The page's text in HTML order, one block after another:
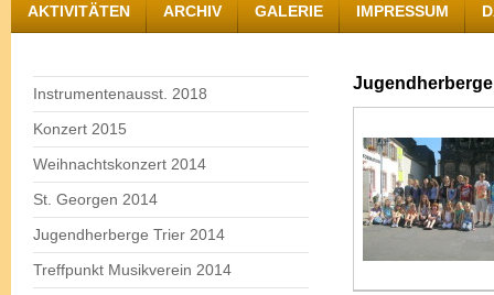
AKTIVITÄTEN ARCHIV GALERIE IMPRESSUM
Instrumentenausst. 2018
Konzert 2015
Weihnachtskonzert 2014
St. Georgen 2014
Jugendherberge Trier 2014
Treffpunkt Musikverein 2014
Jugendherberge